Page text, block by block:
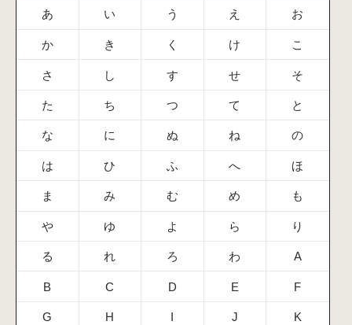
あ い う え お
か き く け こ
さ し す せ そ
た ち つ て と
な に ぬ ね の
は ひ ふ へ ほ
ま み む め も
や ゆ よ ら り
る れ ろ わ A
B C D E F
G H I J K